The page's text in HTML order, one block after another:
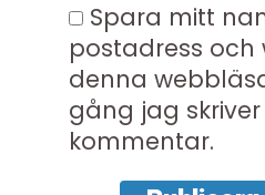
Spara mitt
postadress och
denna
gång jag skriver
kommentar.